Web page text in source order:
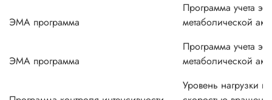
ЭМА программа
Программа учета
метаболической
ЭМА программа
Программа учета
метаболической
Уровень нагрузки